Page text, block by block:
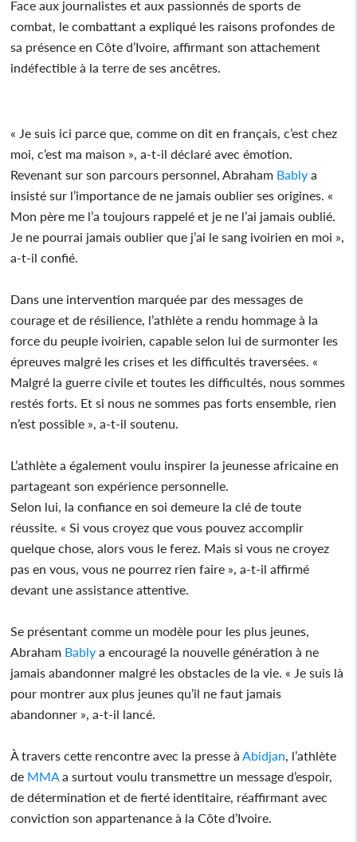
Face aux journalistes et aux passionnés de sports de
combat, le combattant a expliqué les raisons profondes de
sa présence en Côte d’Ivoire, affirmant son attachement
indéfectible à la terre de ses ancêtres.
« Je suis ici parce que, comme on dit en français, c’est chez
moi, c’est ma maison », a-t-il déclaré avec émotion.
Revenant sur son parcours personnel, Abraham Bably a
insisté sur l’importance de ne jamais oublier ses origines. «
Mon père me l’a toujours rappelé et je ne l’ai jamais oublié.
Je ne pourrai jamais oublier que j’ai le sang ivoirien en moi »,
a-t-il confié.
Dans une intervention marquée par des messages de
courage et de résilience, l’athlète a rendu hommage à la
force du peuple ivoirien, capable selon lui de surmonter les
épreuves malgré les crises et les difficultés traversées. «
Malgré la guerre civile et toutes les difficultés, nous sommes
restés forts. Et si nous ne sommes pas forts ensemble, rien
n’est possible », a-t-il soutenu.
L’athlète a également voulu inspirer la jeunesse africaine en
partageant son expérience personnelle.
Selon lui, la confiance en soi demeure la clé de toute
réussite. « Si vous croyez que vous pouvez accomplir
quelque chose, alors vous le ferez. Mais si vous ne croyez
pas en vous, vous ne pourrez rien faire », a-t-il affirmé
devant une assistance attentive.
Se présentant comme un modèle pour les plus jeunes,
Abraham Bably a encouragé la nouvelle génération à ne
jamais abandonner malgré les obstacles de la vie. « Je suis là
pour montrer aux plus jeunes qu’il ne faut jamais
abandonner », a-t-il lancé.
À travers cette rencontre avec la presse à Abidjan , l’athlète
de MMA a surtout voulu transmettre un message d’espoir,
de détermination et de fierté identitaire, réaffirmant avec
conviction son appartenance à la Côte d’Ivoire.